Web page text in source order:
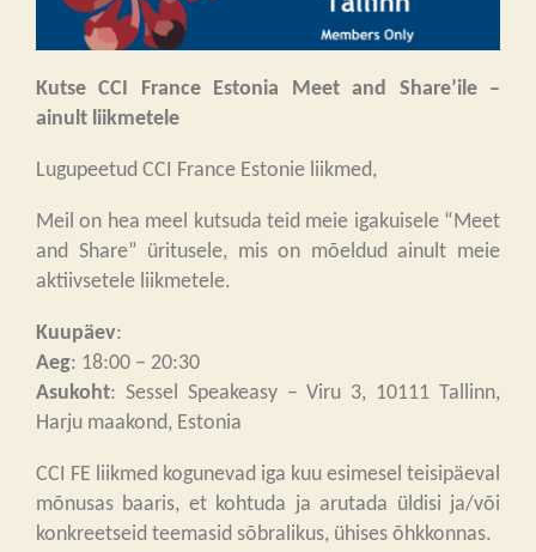
Kutse CCI France Estonia Meet and Share’ile –
ainult liikmetele
Lugupeetud CCI France Estonie liikmed,
Meil on hea meel kutsuda teid meie igakuisele “Meet
and Share” üritusele, mis on mõeldud ainult meie
aktiivsetele liikmetele.
Kuupäev:
Aeg: 18:00 – 20:30
Asukoht: Sessel Speakeasy – Viru 3, 10111 Tallinn,
Harju maakond, Estonia
CCI FE liikmed kogunevad iga kuu esimesel teisipäeval
mõnusas baaris, et kohtuda ja arutada üldisi ja/või
konkreetseid teemasid sõbralikus, ühises õhkkonnas.